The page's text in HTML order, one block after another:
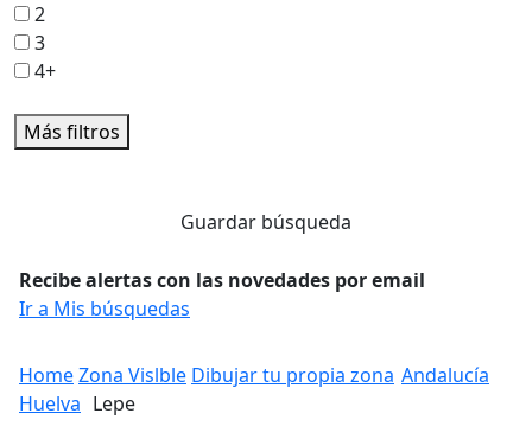
2
3
4+
Más filtros
Guardar búsqueda
Recibe alertas con las novedades por email
Ir a Mis búsquedas
HomeZona Vislble Dibujar tu propia zona Andalucía
Huelva Lepe